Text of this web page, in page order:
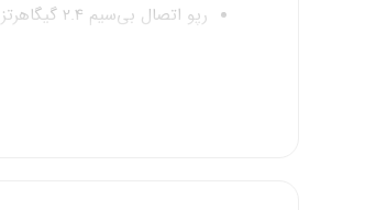
رپو اتصال بی‌سیم 2.4 گیگاهرتز (از طریق دانگل USB) و بلوتوث 3.0/4.0 را ارائه می‌دهد.